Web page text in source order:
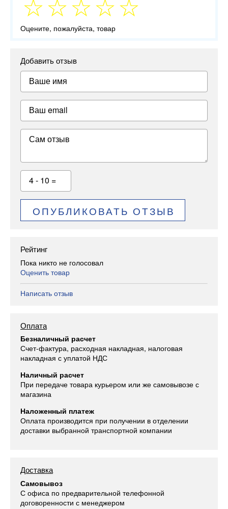
Оцените, пожалуйста, товар
Добавить отзыв
Ваше имя
Ваш email
Сам отзыв
4 - 10 =
ОПУБЛИКОВАТЬ ОТЗЫВ
Рейтинг
Пока никто не голосовал
Оценить товар
Написать отзыв
Оплата
Безналичный расчет
Счет-фактура, расходная накладная, налоговая
накладная с уплатой НДС
Наличный расчет
При передаче товара курьером или же самовывозе с
магазина
Наложенный платеж
Оплата производится при получении в отделении
доставки выбранной транспортной компании
Доставка
Самовывоз
С офиса по предварительной телефонной
договоренности с менеджером